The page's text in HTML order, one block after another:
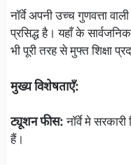
नॉर्वे अपनी उच्च गुणवत्ता
प्रसिद्ध है। यहाँ के
भी पूरी तरह से मुफ्त शिक्षा
मुख्य विशेषताएँ:
ट्यूशन फीस:नॉर्वे मे
हैं।